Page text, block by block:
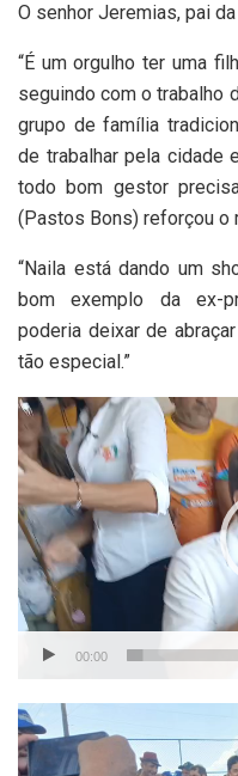
O senhor Jeremias, pai
“É um orgulho ter uma
seguindo com o trabalho
grupo de família
de trabalhar pela cidade
todo bom gestor
(Pastos Bons) reforçou o
“Naila está dando um
bom exemplo da ex-
poderia deixar de
tão especial.”
Tocador
de
vídeo
00:00